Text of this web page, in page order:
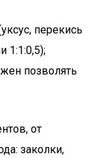
перекись
1:1:0,5);
позволять
от
заколки,